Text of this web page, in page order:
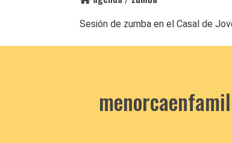
Sesión de zumba en el Casal de